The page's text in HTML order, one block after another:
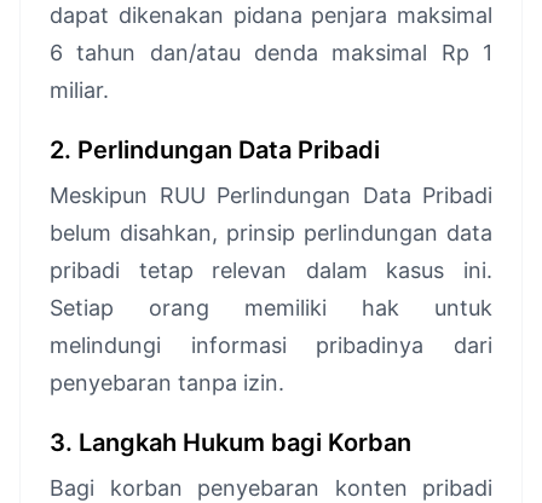
dapat dikenakan pidana penjara maksimal
6 tahun dan/atau denda maksimal Rp 1
miliar.
2. Perlindungan Data Pribadi
Meskipun RUU Perlindungan Data Pribadi
belum disahkan, prinsip perlindungan data
pribadi tetap relevan dalam kasus ini.
Setiap orang memiliki hak untuk
melindungi informasi pribadinya dari
penyebaran tanpa izin.
3. Langkah Hukum bagi Korban
Bagi korban penyebaran konten pribadi